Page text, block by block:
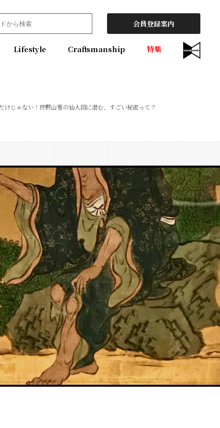
会員登録案内
Lifestyle Craftsmanship 特集
けじゃない！狩野山雪の仙人図に潜む、すごい秘密って？